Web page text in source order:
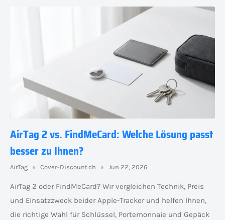
AirTag 2 vs. FindMeCard: Welche Lösung passt
besser zu Ihnen?
AirTag Cover-Discount.ch Jun 22, 2026
AirTag 2 oder FindMeCard? Wir vergleichen Technik, Preis
und Einsatzzweck beider Apple-Tracker und helfen Ihnen,
die richtige Wahl für Schlüssel, Portemonnaie und Gepäck